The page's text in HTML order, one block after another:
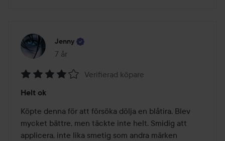
Jenny
7 år
Inlägget skapades 7 år
4
av
5
Verifierad köpare
Helt ok
Köpte denna för att försöka dölja en blåtira. Blev
mycket bättre, men täckte inte helt. Smidig att
applicera, inte lika smetig som andra märken